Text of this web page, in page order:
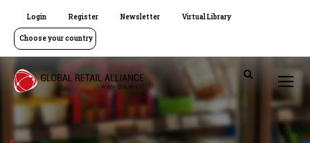
Login Register Newsletter Virtual Library
Choose your country